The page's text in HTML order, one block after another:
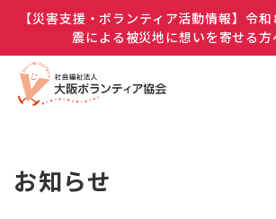
【災害支援・ボランティア活動情報】令
震による被災地に想いを寄せる方
お知らせ